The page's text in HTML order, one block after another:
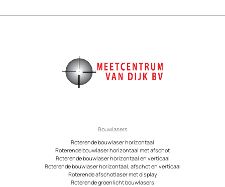
Bouwlasers
Roterende bouwlaser horizontaal
Roterende bouwlaser horizontaal met afschot
Roterende bouwlaser horizontaal en verticaal
Roterende bouwlaser horizontaal, afschot en verticaal
Roterende afschotlaser met display
Roterende groenlicht bouwlasers